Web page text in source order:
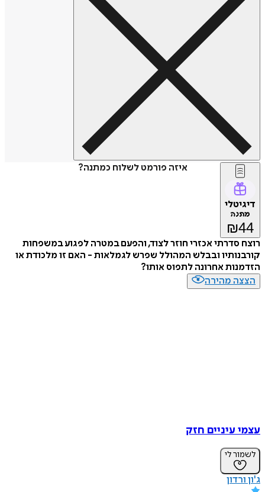
איזה פורמט לשלוח כמתנה?
דיגיטלי
מתנה
₪44
רוצח סדרתי אכזרי חוזר לצוד, והפעם במטרה לפגוע במשפחות
קורבנותיו ובבלש המהולל שפרש לגמלאות - האם זו מלכודת או
הזדמנות אחרונה לתפוס אותו?
הצצה מהירה
עצמי עיניים חזק
לשמור לי
ג'ון ורדון